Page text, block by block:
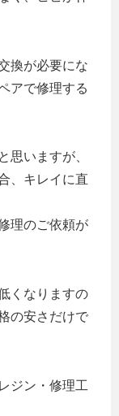
換が必要にな
アで修理する
思いますが、
、キレイに直
理のご依頼が
くなりますの
の安さだけで
ジン・修理工